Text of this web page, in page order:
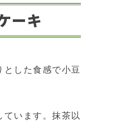
ーキ
した食感で小豆
います。抹茶以